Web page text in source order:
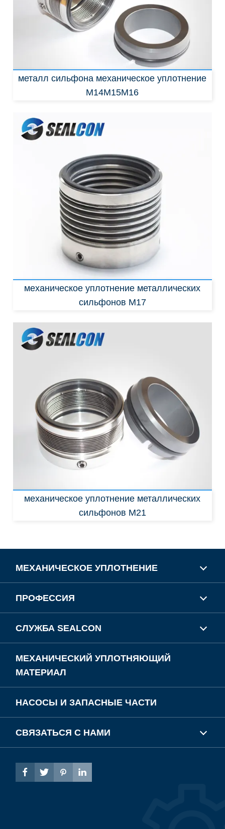
John Crane;680
металл сильфона механическое уплотнение
M14M15M16
замена:
John Crane 515E
механическое уплотнение металлических
сильфонов M17
замена:
Burgman MFL85N
механическое уплотнение металлических
сильфонов M21
МЕХАНИЧЕСКОЕ УПЛОТНЕНИЕ
ПРОФЕССИЯ
СЛУЖБА SEALCON
МЕХАНИЧЕСКИЙ УПЛОТНЯЮЩИЙ
МАТЕРИАЛ
НАСОСЫ И ЗАПАСНЫЕ ЧАСТИ
СВЯЗАТЬСЯ С НАМИ
   